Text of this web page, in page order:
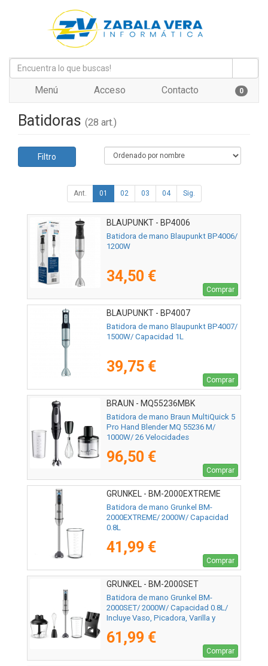
Menú Acceso Contacto 0
Batidoras (28 art.)
Filtro
Ant. 01 02 03 04 Sig.
BLAUPUNKT - BP4006
Batidora de mano Blaupunkt BP4006/
1200W
34,50 €
Comprar
BLAUPUNKT - BP4007
Batidora de mano Blaupunkt BP4007/
1500W/ Capacidad 1L
39,75 €
Comprar
BRAUN - MQ55236MBK
Batidora de mano Braun MultiQuick 5
Pro Hand Blender MQ 55236 M/
1000W/ 26 Velocidades
96,50 €
Comprar
GRUNKEL - BM-2000EXTREME
Batidora de mano Grunkel BM-
2000EXTREME/ 2000W/ Capacidad
0.8L
41,99 €
Comprar
GRUNKEL - BM-2000SET
Batidora de mano Grunkel BM-
2000SET/ 2000W/ Capacidad 0.8L/
Incluye Vaso, Picadora, Varilla y
61,99 €
Comprar